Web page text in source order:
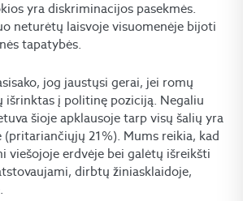
yra diskriminacijos pasekmės.
neturėtų laisvoje visuomenėje bijoti
tapatybės.
jog jaustųsi gerai, jei romų
išrinktas į politinę poziciją. Negaliu
šioje apklausoje tarp visų šalių yra
21%). Mums reikia, kad
viešojoje erdvėje bei galėtų išreikšti
dirbtų žiniasklaidoje,